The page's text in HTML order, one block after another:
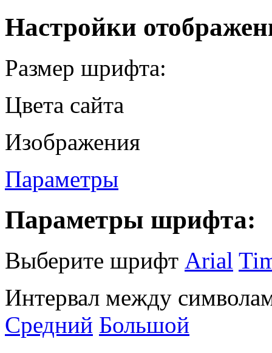
Настройки
Размер шрифта:
Цвета сайта
Изображения
Параметры
Параметры шрифта:
Выберите шрифт Arial
Интервал между
Средний Большой